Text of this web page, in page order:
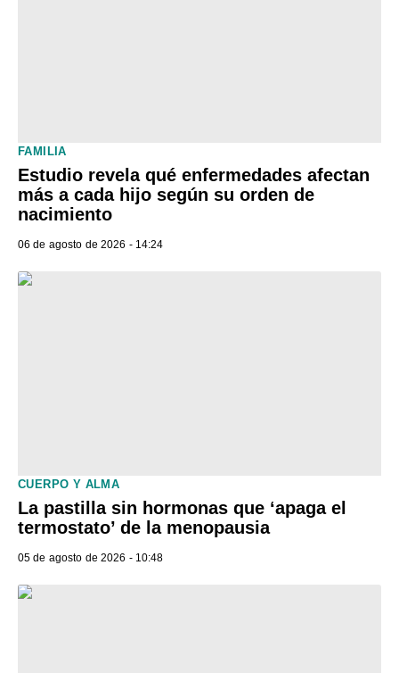
FAMILIA
Estudio revela qué enfermedades afectan
más a cada hijo según su orden de
nacimiento
06 de agosto de 2026 - 14:24
CUERPO Y ALMA
La pastilla sin hormonas que ‘apaga el
termostato’ de la menopausia
05 de agosto de 2026 - 10:48